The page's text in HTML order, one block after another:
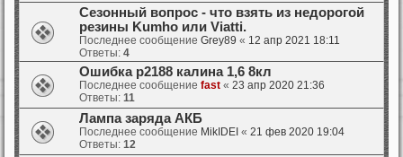
Сезонный вопрос - что взять из недорогой
резины Kumho или Viatti.
Последнее сообщение Grey89 « 12 апр 2021 18:11
Ответы: 4
Ошибка р2188 калина 1,6 8кл
Последнее сообщение fast « 23 апр 2020 21:36
Ответы: 11
Лампа заряда АКБ
Последнее сообщение MikIDEI « 21 фев 2020 19:04
Ответы: 12